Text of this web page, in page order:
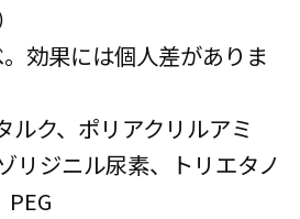
効果には個人差がありま
ルク、ポリアクリルアミ
リジニル尿素、トリエタノ